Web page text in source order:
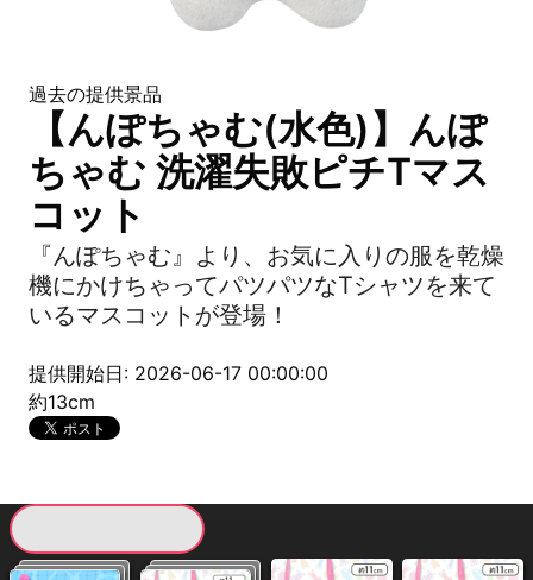
過去の提供景品
【んぽちゃむ(水色)】んぽ
ちゃむ 洗濯失敗ピチTマス
コット
『んぽちゃむ』より、お気に入りの服を乾燥
機にかけちゃってパツパツなTシャツを来て
いるマスコットが登場！
提供開始日: 2026-06-17 00:00:00
約13cm